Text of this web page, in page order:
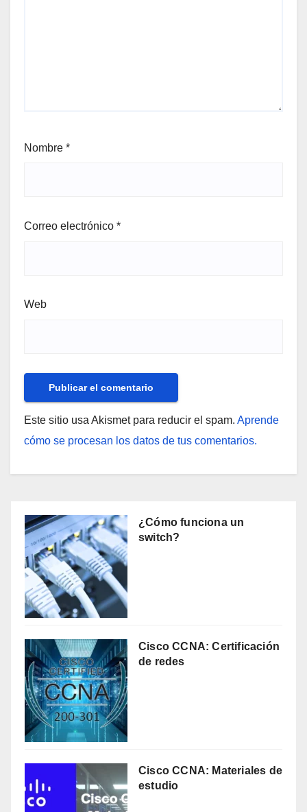
Nombre *
Correo electrónico *
Web
Este sitio usa Akismet para reducir el spam. Aprende
cómo se procesan los datos de tus comentarios.
¿Cómo funciona un
switch?
Cisco CCNA: Certificación
de redes
Cisco CCNA: Materiales de
estudio